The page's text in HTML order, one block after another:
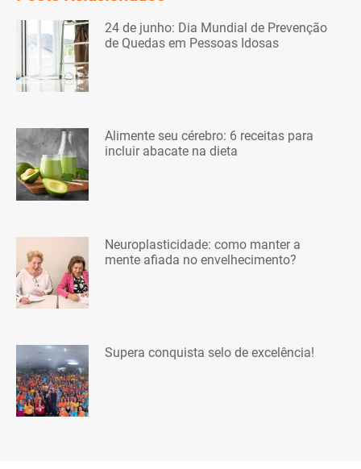
24 de junho: Dia Mundial de Prevenção
de Quedas em Pessoas Idosas
Alimente seu cérebro: 6 receitas para
incluir abacate na dieta
Neuroplasticidade: como manter a
mente afiada no envelhecimento?
Supera conquista selo de excelência!